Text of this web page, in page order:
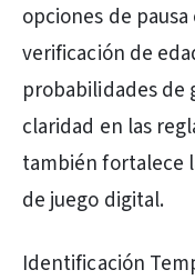
opciones de
verificación de
probabilidades de
claridad en las
también fortalece
de juego digital.
Identificación